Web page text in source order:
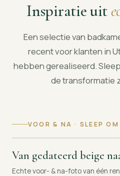
Inspiratie uit
Een selectie van
recent voor klanten in
hebben gerealiseerd.
de transformatie
VOOR & NA · SLEEP
VOOR
Van gedateerd beige
Echte voor- & na-foto van één